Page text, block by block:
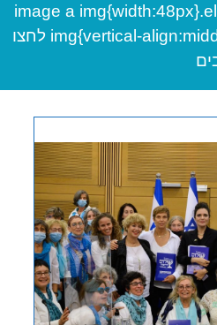
image a
img{vertical-align:middle;display:inline-block} לחצו